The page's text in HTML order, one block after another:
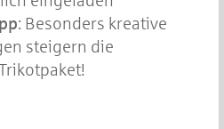
: Besonders kreative
steigern die